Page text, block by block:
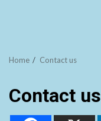
Home Contact us
Contact us